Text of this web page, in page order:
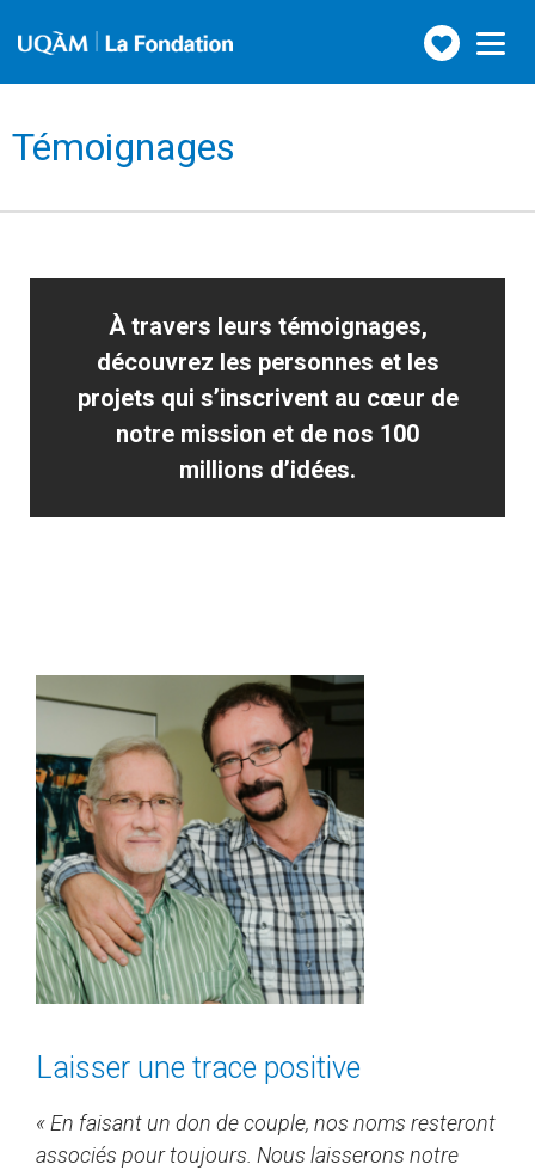
Faire
un
Toggle
navigation
Témoignages
À travers leurs témoignages,
découvrez les personnes et les
projets qui s’inscrivent au cœur de
notre mission et de nos 100
millions d’idées.
Laisser une trace positive
« En faisant un don de couple, nos noms resteront
associés pour toujours. Nous laisserons notre